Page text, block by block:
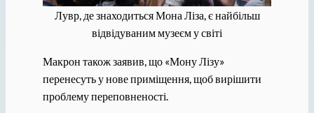
Лувр, де знаходиться Мона Ліза, є найбільш
відвідуваним музеєм у світі
Макрон також заявив, що «Мону Лізу»
перенесуть у нове приміщення, щоб вирішити
проблему переповненості.